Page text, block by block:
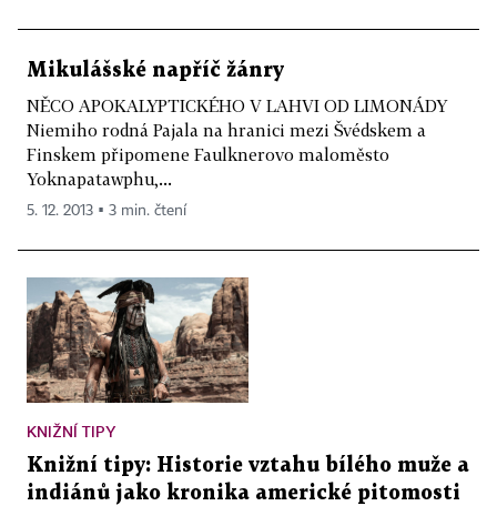
Mikulášské napříč žánry
NĚCO APOKALYPTICKÉHO V LAHVI OD LIMONÁDY
Niemiho rodná Pajala na hranici mezi Švédskem a
Finskem připomene Faulknerovo maloměsto
Yoknapatawphu,...
5. 12. 2013 ▪ 3 min. čtení
KNIŽNÍ TIPY
Knižní tipy: Historie vztahu bílého muže a
indiánů jako kronika americké pitomosti